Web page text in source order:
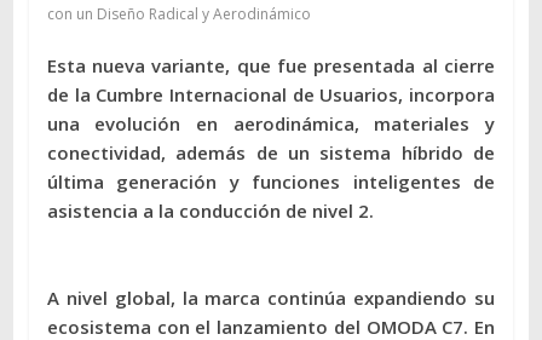
con un Diseño Radical y Aerodinámico
Esta nueva variante, que fue presentada al cierre
de la Cumbre Internacional de Usuarios, incorpora
una evolución en aerodinámica, materiales y
conectividad, además de un sistema híbrido de
última generación y funciones inteligentes de
asistencia a la conducción de nivel 2.
A nivel global, la marca continúa expandiendo su
ecosistema con el lanzamiento del OMODA C7. En